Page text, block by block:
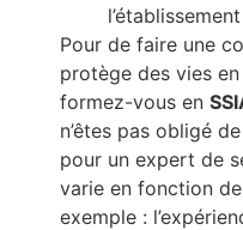
l’établissement
Pour de faire une
protège des vies
formez-vous en
n’êtes pas obligé
pour un expert de
varie en fonction
exemple :